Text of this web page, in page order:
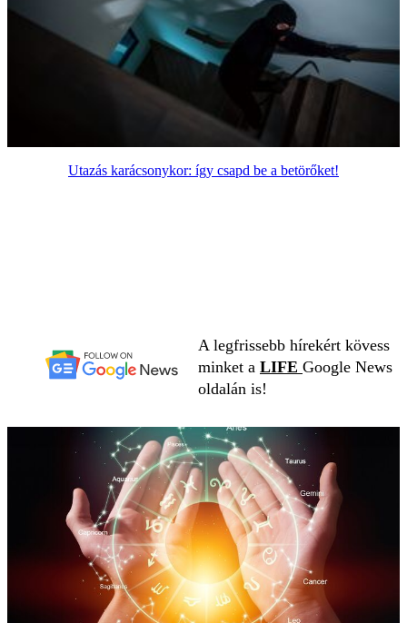
Utazás karácsonykor: így csapd be a betörőket!
A legfrissebb hírekért kövess
minket a LIFE Google News
oldalán is!